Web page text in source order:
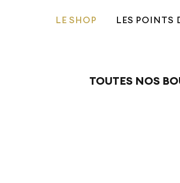
LE SHOP LES POINTS
TOUTES NOS